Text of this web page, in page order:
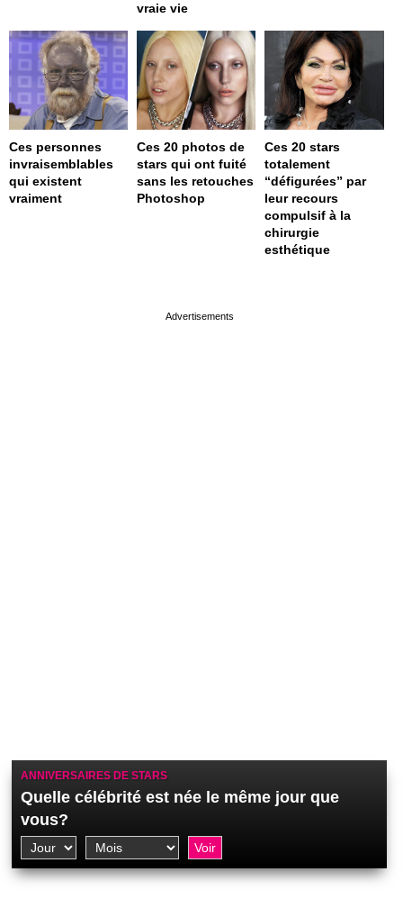
vraie vie
Ces personnes
invraisemblables
qui existent
vraiment
Ces 20 photos de
stars qui ont fuité
sans les retouches
Photoshop
Ces 20 stars
totalement
“défigurées” par
leur recours
compulsif à la
chirurgie
esthétique
ANNIVERSAIRES DE STARS
Quelle célébrité est née le même jour que
vous?